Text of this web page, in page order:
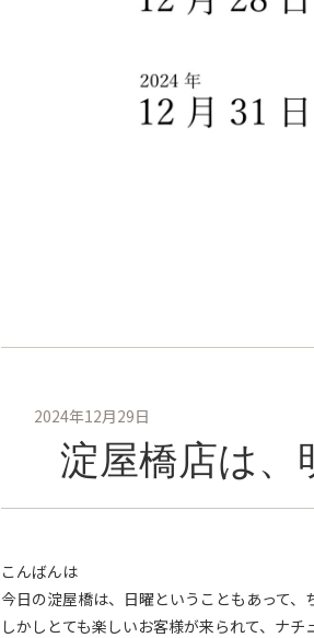
2024年12月29日
淀屋橋店は、
こんばんは
今日の淀屋橋は、日曜ということもあって、
しかしとても楽しいお客様が来られて、ナ